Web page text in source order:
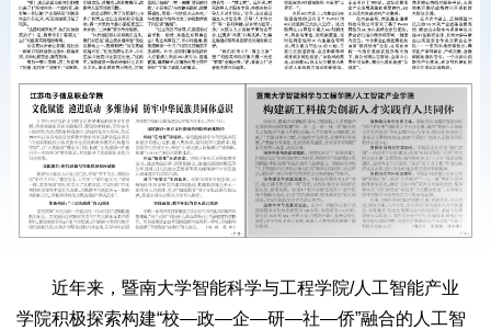
近年来，暨南大学智能科学与工程学院/人工智能产业
学院积极探索构建“校—政—企—研—社—侨”融合的人工智